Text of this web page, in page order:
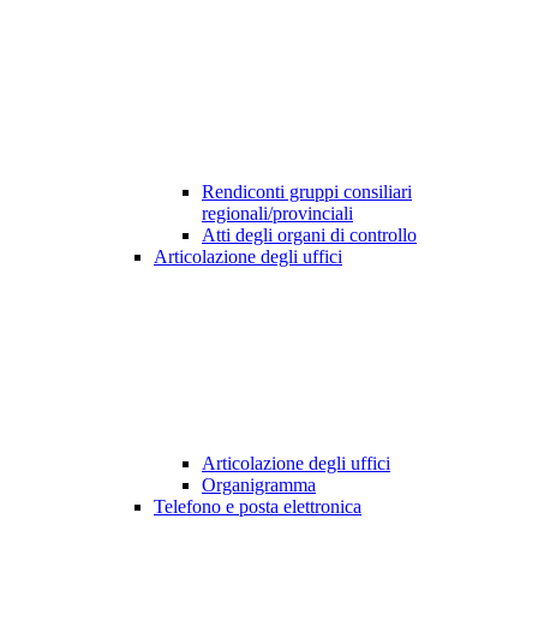
Rendiconti gruppi consiliari
regionali/provinciali
Atti degli organi di controllo
Articolazione degli uffici
Articolazione degli uffici
Organigramma
Telefono e posta elettronica